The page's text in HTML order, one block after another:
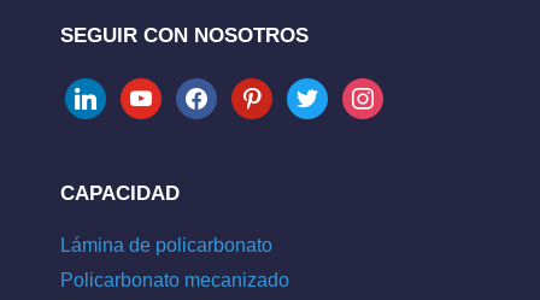
SEGUIR CON NOSOTROS
linkedinyoutubefacebookpinteresttwitter instagram
CAPACIDAD
Lámina de policarbonato
Policarbonato mecanizado